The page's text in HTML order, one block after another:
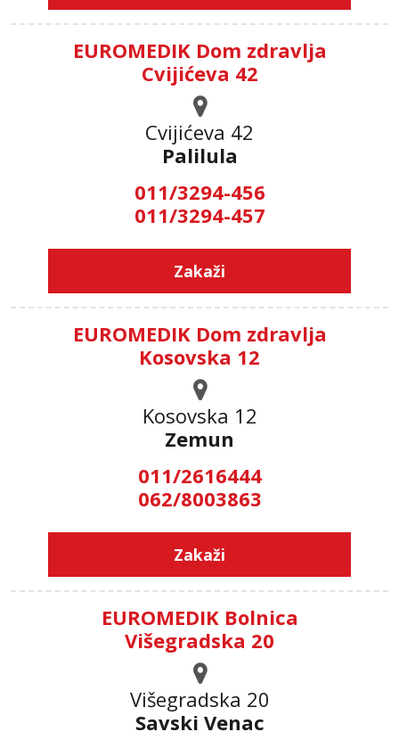
EUROMEDIK Dom zdravlja
Cvijićeva 42
Cvijićeva 42
Palilula
011/3294-456
011/3294-457
Zakaži
EUROMEDIK Dom zdravlja
Kosovska 12
Kosovska 12
Zemun
011/2616444
062/8003863
Zakaži
EUROMEDIK Bolnica
Višegradska 20
Višegradska 20
Savski Venac